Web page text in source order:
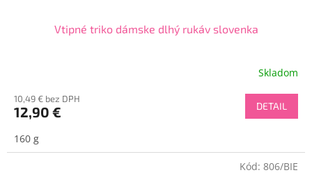
Vtipné triko dámske dlhý rukáv slovenka
Skladom
10,49 € bez DPH
12,90 € DETAIL
160 g
Kód: 806/BIE